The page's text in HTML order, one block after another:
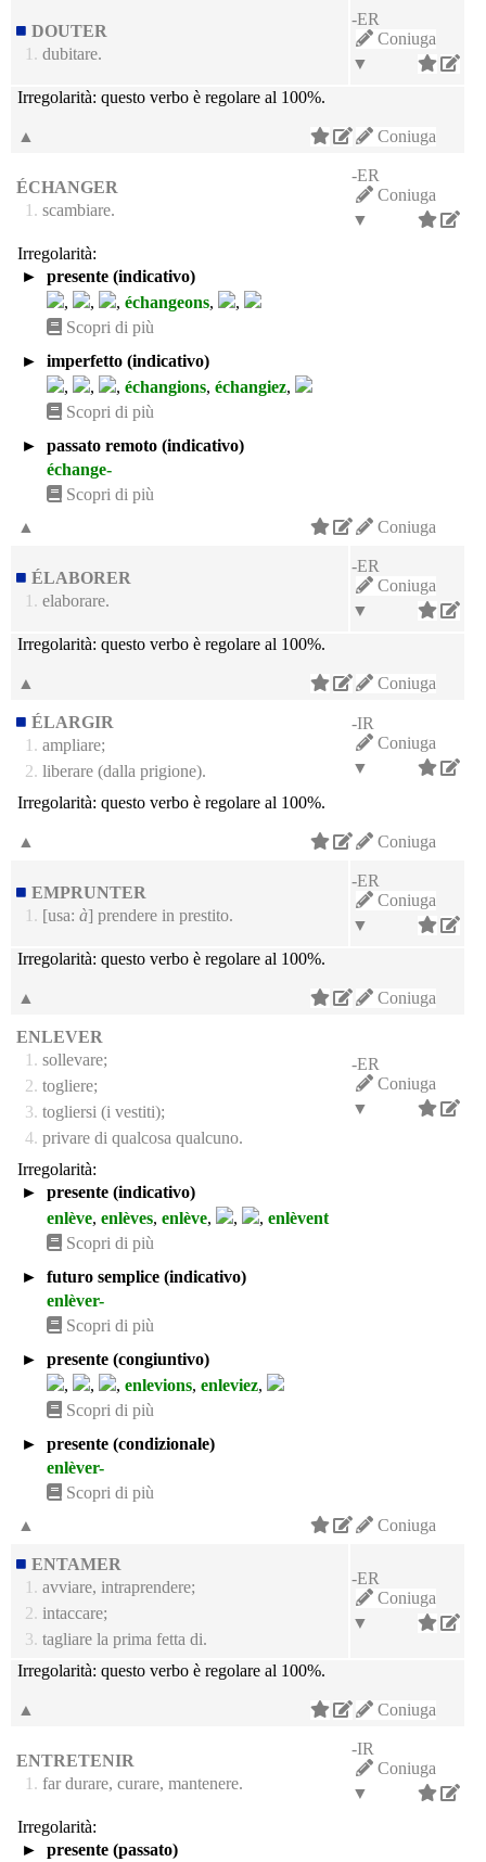
DOUTER
1. dubitare.
-ER
Coniuga
▼
Irregolarità: questo verbo è regolare al 100%.
Coniuga
▲
ÉCHANGER
1. scambiare.
-ER
Coniuga
▼
Irregolarità:
►
presente (indicativo)
,
, , échangeons,
,
Scopri di più
►
imperfetto (indicativo)
,
, , échangions, échangiez,
Scopri di più
►
passato remoto (indicativo)
échange-
Scopri di più
Coniuga
▲
ÉLABORER
1. elaborare.
-ER
Coniuga
▼
Irregolarità: questo verbo è regolare al 100%.
Coniuga
▲
ÉLARGIR
1. ampliare;
2. liberare (dalla prigione).
-IR
Coniuga
▼
Irregolarità: questo verbo è regolare al 100%.
Coniuga
▲
EMPRUNTER
1. [usa: à] prendere in prestito.
-ER
Coniuga
▼
Irregolarità: questo verbo è regolare al 100%.
Coniuga
▲
ENLEVER
1. sollevare;
2. togliere;
3. togliersi (i vestiti);
4. privare di qualcosa qualcuno.
-ER
Coniuga
▼
Irregolarità:
►
presente (indicativo)
enlève, enlèves, enlève, , , enlèvent
Scopri di più
►
futuro semplice (indicativo)
enlèver-
Scopri di più
►
presente (congiuntivo)
,
, , enlevions, enleviez,
Scopri di più
►
presente (condizionale)
enlèver-
Scopri di più
Coniuga
▲
ENTAMER
1. avviare, intraprendere;
2. intaccare;
3. tagliare la prima fetta di.
-ER
Coniuga
▼
Irregolarità: questo verbo è regolare al 100%.
Coniuga
▲
ENTRETENIR
1. far durare, curare, mantenere.
-IR
Coniuga
▼
Irregolarità:
►
presente (passato)